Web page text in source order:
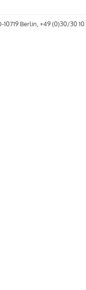
10719 Berlin, +49 (0)30/30